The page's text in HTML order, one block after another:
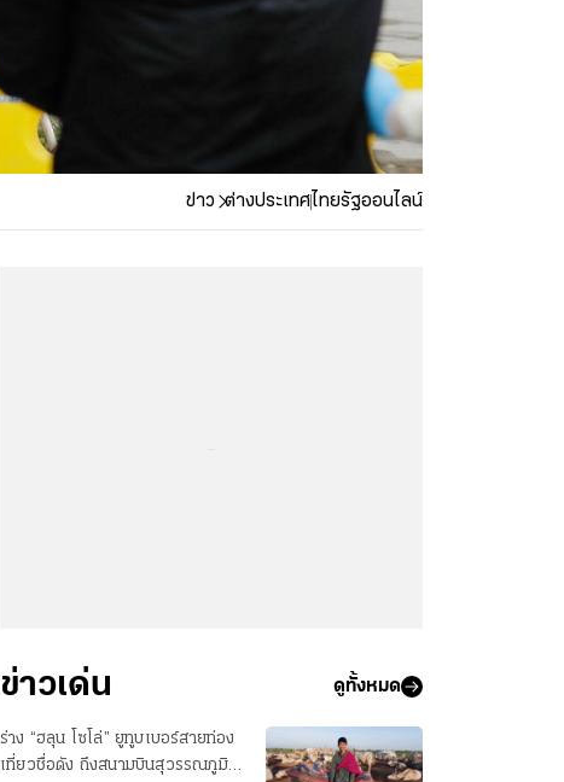
ข่าว ต่างประเทศไทยรัฐออนไลน์
ข่าวเด่น ดูทั้งหมด
ร่าง “ฮลุน โซโล่” ยูทูบเบอร์สายท่อง
เที่ยวชื่อดัง ถึงสนามบินสุวรรณภูมิ